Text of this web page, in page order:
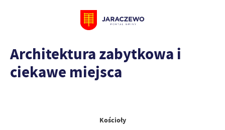
Architektura zabytkowa i
ciekawe miejsca
Kościoły